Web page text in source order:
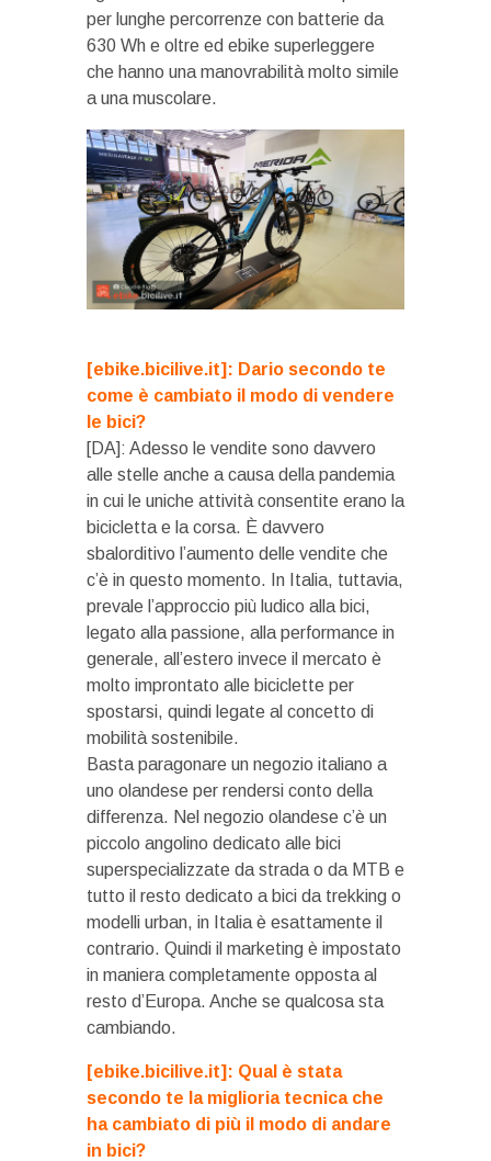
per lunghe percorrenze con batterie da
630 Wh e oltre ed ebike superleggere
che hanno una manovrabilità molto simile
a una muscolare.
[ebike.bicilive.it]: Dario secondo te
come è cambiato il modo di vendere
le bici?
[DA]: Adesso le vendite sono davvero
alle stelle anche a causa della pandemia
in cui le uniche attività consentite erano la
bicicletta e la corsa. È davvero
sbalorditivo l’aumento delle vendite che
c’è in questo momento. In Italia, tuttavia,
prevale l’approccio più ludico alla bici,
legato alla passione, alla performance in
generale, all’estero invece il mercato è
molto improntato alle biciclette per
spostarsi, quindi legate al concetto di
mobilità sostenibile.
Basta paragonare un negozio italiano a
uno olandese per rendersi conto della
differenza. Nel negozio olandese c’è un
piccolo angolino dedicato alle bici
superspecializzate da strada o da MTB e
tutto il resto dedicato a bici da trekking o
modelli urban, in Italia è esattamente il
contrario. Quindi il marketing è impostato
in maniera completamente opposta al
resto d’Europa. Anche se qualcosa sta
cambiando.
[ebike.bicilive.it]: Qual è stata
secondo te la miglioria tecnica che
ha cambiato di più il modo di andare
in bici?